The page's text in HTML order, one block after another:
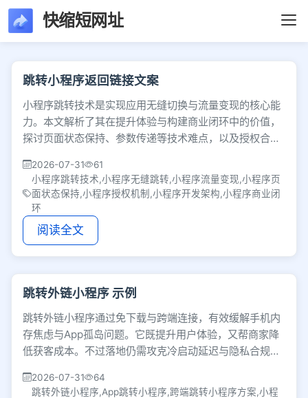
快缩短网址
文章列表 - 第59页 -
跳转小程序返回链接文案
小程序跳转技术是实现应用无缝切换与流量变现的核心能
力。本文解析了其在提升体验与构建商业闭环中的价值，
探讨页面状态保持、参数传递等技术难点，以及授权合规
2026-07-31
61
小程序跳转技术,小程序无缝跳转,小程序流量变现,小程序页
面状态保持,小程序授权机制,小程序开发架构,小程序商业闭
环
阅读全文
跳转外链小程序 示例
跳转外链小程序通过免下载与跨端连接，有效缓解手机内
存焦虑与App孤岛问题。它既提升用户体验，又帮商家降
低获客成本。不过落地仍需攻克冷启动延迟与隐私合规等
2026-07-31
64
跳转外链小程序,App跳转小程序,跨端跳转小程序方案,小程